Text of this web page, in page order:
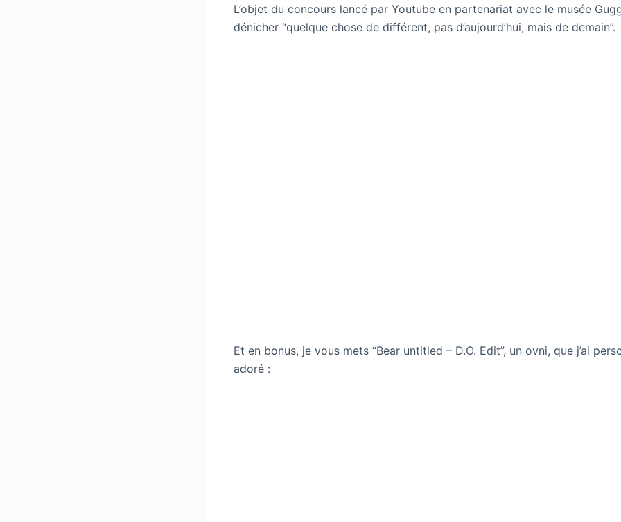
L’objet du concours lancé par Youtube en partenariat avec le musée
dénicher “quelque chose de différent, pas d’aujourd’hui, mais de demain”.
Et en bonus, je vous mets “Bear untitled – D.O. Edit”, un ovni, que j’ai
adoré :